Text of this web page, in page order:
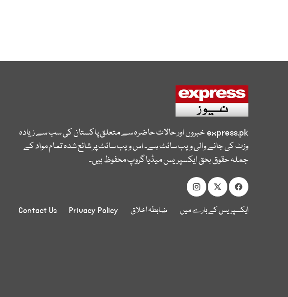
express.pkخبروں اور حالات حاضرہ سے متعلق پاکستان کی سب سے زیادہ
وزٹ کی جانے والی ویب سائٹ ہے۔ اس ویب سائٹ پر شائع شدہ تمام مواد کے
جملہ حقوق بحق ایکسپریس میڈیا گروپ محفوظ ہیں۔
ایکسپریس کے بارے میں ضابطہ اخلاق Privacy Policy
Contact Us